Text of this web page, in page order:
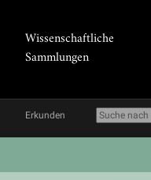
Wissenschaftliche
Sammlungen
Erkunden